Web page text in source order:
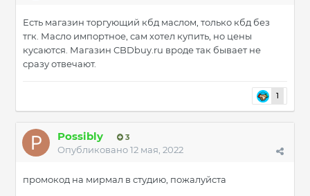
Есть магазин торгующий кбд маслом, только кбд без
тгк. Масло импортное, сам хотел купить, но цены
кусаются. Магазин CBDbuy.ru вроде так бывает не
сразу отвечают.
1
Possibly 3
Опубликовано12 мая, 2022
промокод на мирмал в студию, пожалуйста